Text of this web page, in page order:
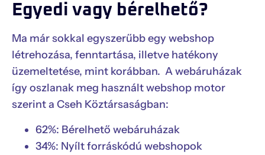
Egyedi vagy bérelhető?
Ma már sokkal egyszerűbb egy webshop
létrehozása, fenntartása, illetve hatékony
üzemeltetése, mint korábban. A webáruházak
így oszlanak meg használt webshop motor
szerint a Cseh Köztársaságban:
62%: Bérelhető webáruházak
34%: Nyílt forráskódú webshopok